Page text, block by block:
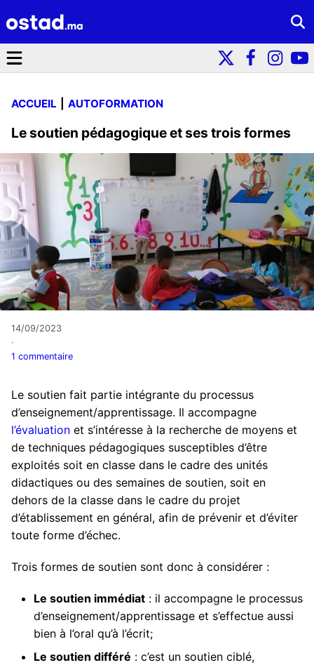
ACCUEIL AUTOFORMATION
Le soutien pédagogique et ses trois formes
14/09/2023
·
1 commentaire
Le soutien fait partie intégrante du processus
d’enseignement/apprentissage. Il accompagne
l’évaluation et s’intéresse à la recherche de moyens et
de techniques pédagogiques susceptibles d’être
exploités soit en classe dans le cadre des unités
didactiques ou des semaines de soutien, soit en
dehors de la classe dans le cadre du projet
d’établissement en général, afin de prévenir et d’éviter
toute forme d’échec.
Trois formes de soutien sont donc à considérer :
Le soutien immédiat : il accompagne le processus
d’enseignement/apprentissage et s’effectue aussi
bien à l’oral qu’à l’écrit;
Le soutien différé : c’est un soutien ciblé,